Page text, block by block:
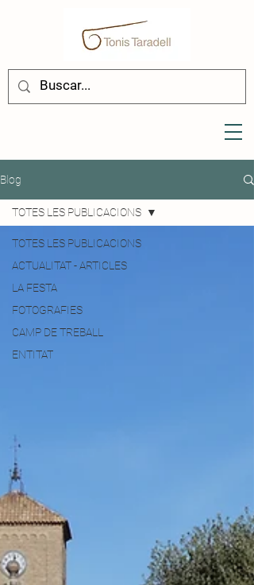
Blog
TOTES LES PUBLICACIONS
ACTUALITAT - ARTICLES
LA FESTA
FOTOGRAFIES
CAMP DE TREBALL
ENTITAT
TOTES LES PUBLICACIONS